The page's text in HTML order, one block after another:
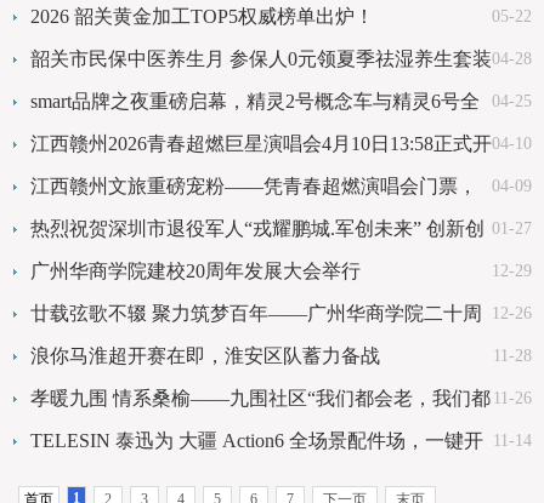
05-22
2026 韶关黄金加工TOP5权威榜单出炉！
04-28
韶关市民保中医养生月 参保人0元领夏季祛湿养生套装
04-25
smart品牌之夜重磅启幕，精灵2号概念车与精灵6号全
球首秀 04-10
江西赣州2026青春超燃巨星演唱会4月10日13:58正式开
票 04-09
江西赣州文旅重磅宠粉——凭青春超燃演唱会门票，
畅玩约50家景区 01-27
热烈祝贺深圳市退役军人“戎耀鹏城.军创未来” 创新创
业论坛成功举办 12-29
广州华商学院建校20周年发展大会举行
12-26
廿载弦歌不辍 聚力筑梦百年——广州华商学院二十周
年发展纪实 11-28
浪你马淮超开赛在即，淮安区队蓄力备战
11-26
孝暖九围 情系桑榆——九围社区“我们都会老，我们都
敬老”公益活动 11-14
TELESIN 泰迅为 大疆 Action6 全场景配件场，一键开
启你的创作潜能！
首页 1 2 3 4 5 6 7 下一页 末页